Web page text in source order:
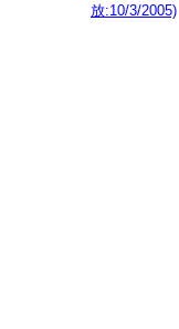
放:10/3/2005)